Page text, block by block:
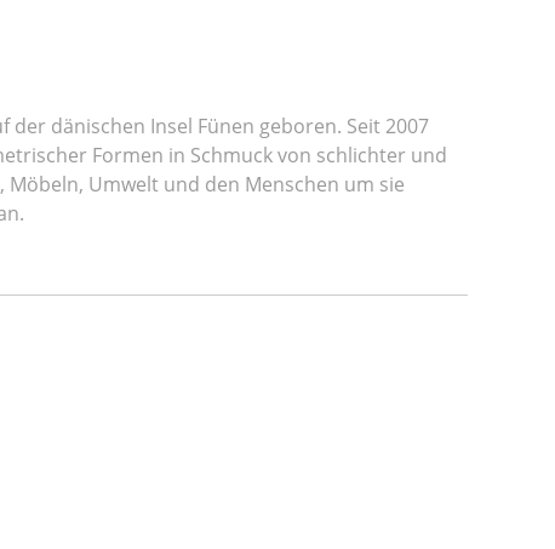
dänischen Insel Fünen geboren. Seit 2007
Formen in Schmuck von schlichter und
Umwelt und den Menschen um sie